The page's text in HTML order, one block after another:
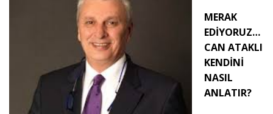
MERAK
EDİYORUZ…
CAN ATAKLI
KENDİNİ
NASIL
ANLATIR?